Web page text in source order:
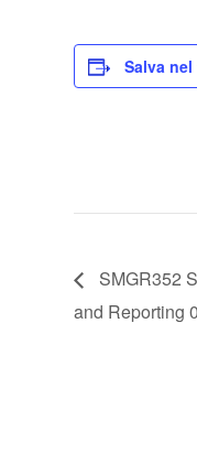
Salva
SMGR352
and Reporting